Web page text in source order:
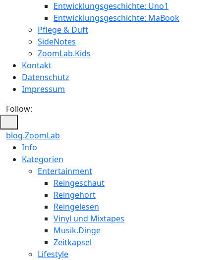
Entwicklungsgeschichte: Uno1
Entwicklungsgeschichte: MaBook
Pflege & Duft
SideNotes
ZoomLab.Kids
Kontakt
Datenschutz
Impressum
Follow:
blog.ZoomLab
ZoomLab
//
Info
Kategorien
Entertainment
Reingeschaut
Reingehört
Reingelesen
Vinyl und Mixtapes
Musik.Dinge
Zeitkapsel
Lifestyle